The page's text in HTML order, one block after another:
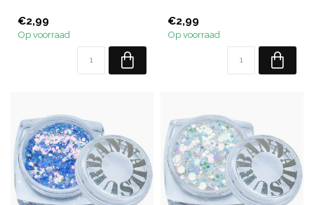
€2,99
Op voorraad
€2,99
Op voorraad